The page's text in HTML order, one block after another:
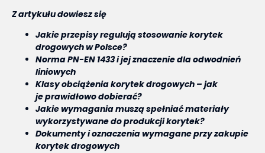
Z artykułu dowiesz się
Jakie przepisy regulują stosowanie korytek
drogowych w Polsce?
Norma PN-EN 1433 i jej znaczenie dla odwodnień
liniowych
Klasy obciążenia korytek drogowych – jak
je prawidłowo dobierać?
Jakie wymagania muszą spełniać materiały
wykorzystywane do produkcji korytek?
Dokumenty i oznaczenia wymagane przy zakupie
korytek drogowych